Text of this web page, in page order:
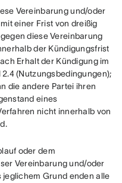
Vereinbarung und/oder
einer Frist von dreißig
diese Vereinbarung
der Kündigungsfrist
Erhalt der Kündigung im
(Nutzungsbedingungen);
die andere Partei ihren
eines
nicht innerhalb von
oder dem
Vereinbarung und/oder
Grund enden alle